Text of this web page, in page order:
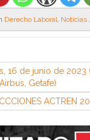
Derecho Laboral, Noticias
16 de junio de 2023
Getafe)
ACTREN